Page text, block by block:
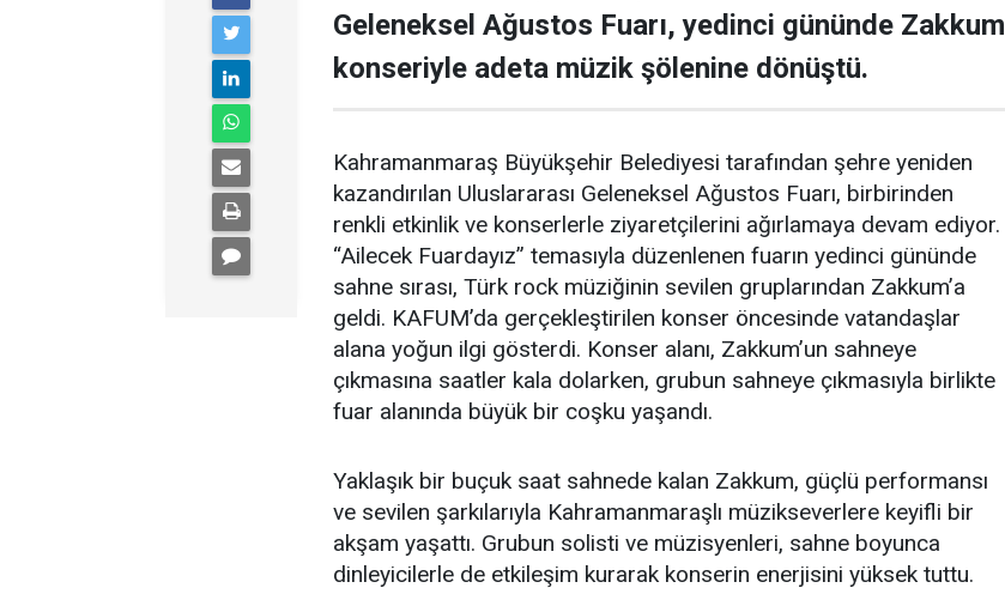
Geleneksel Ağustos Fuarı, yedinci gününde Zakkum
konseriyle adeta müzik şölenine dönüştü.
Kahramanmaraş Büyükşehir Belediyesi tarafından şehre yeniden
kazandırılan Uluslararası Geleneksel Ağustos Fuarı, birbirinden
renkli etkinlik ve konserlerle ziyaretçilerini ağırlamaya devam ediyor.
“Ailecek Fuardayız” temasıyla düzenlenen fuarın yedinci gününde
sahne sırası, Türk rock müziğinin sevilen gruplarından Zakkum’a
geldi. KAFUM’da gerçekleştirilen konser öncesinde vatandaşlar
alana yoğun ilgi gösterdi. Konser alanı, Zakkum’un sahneye
çıkmasına saatler kala dolarken, grubun sahneye çıkmasıyla birlikte
fuar alanında büyük bir coşku yaşandı.
Yaklaşık bir buçuk saat sahnede kalan Zakkum, güçlü performansı
ve sevilen şarkılarıyla Kahramanmaraşlı müzikseverlere keyifli bir
akşam yaşattı. Grubun solisti ve müzisyenleri, sahne boyunca
dinleyicilerle de etkileşim kurarak konserin enerjisini yüksek tuttu.